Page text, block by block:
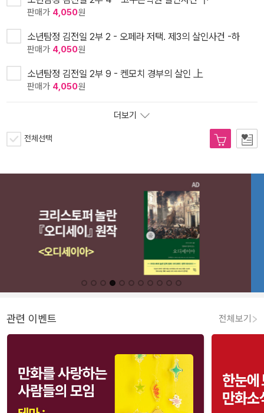
판매가 4,050원
소년탐정 김전일 2부 2 - 오페라 저택. 제3의 살인사건 -하
판매가 4,050원
소년탐정 김전일 2부 9 - 켄모치 경부의 살인 上
판매가 4,050원
더보기
전체선택
관련 이벤트 전체보기